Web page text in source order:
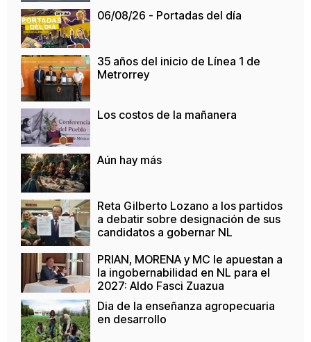
06/08/26 - Portadas del día
35 años del inicio de Línea 1 de
Metrorrey
Los costos de la mañanera
Aún hay más
Reta Gilberto Lozano a los partidos
a debatir sobre designación de sus
candidatos a gobernar NL
PRIAN, MORENA y MC le apuestan a
la ingobernabilidad en NL para el
2027: Aldo Fasci Zuazua
Dia de la enseñanza agropecuaria
en desarrollo